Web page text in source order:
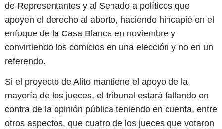
de Representantes y al Senado a políticos que
apoyen el derecho al aborto, haciendo hincapié en el
enfoque de la Casa Blanca en noviembre y
convirtiendo los comicios en una elección y no en un
referendo.
Si el proyecto de Alito mantiene el apoyo de la
mayoría de los jueces, el tribunal estará fallando en
contra de la opinión pública teniendo en cuenta, entre
otros aspectos, que cuatro de los jueces que votaron